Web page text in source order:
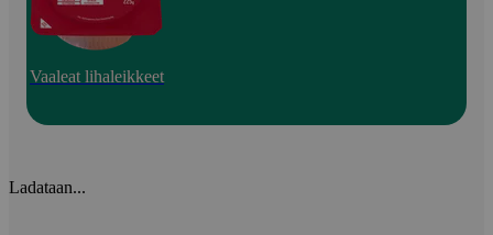
Vaaleat lihaleikkeet
Ladataan...